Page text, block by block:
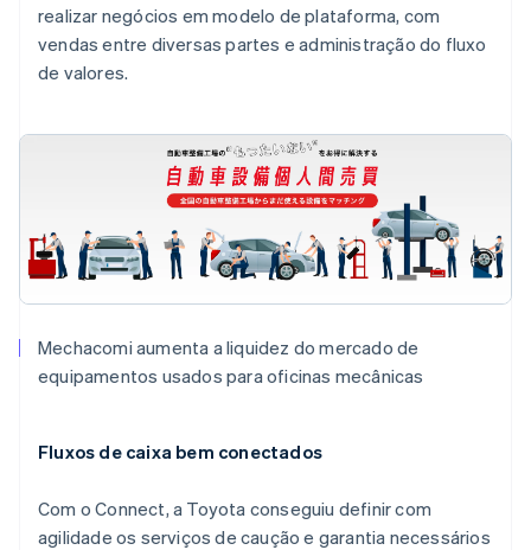
realizar negócios em modelo de plataforma, com
vendas entre diversas partes e administração do fluxo
de valores.
Mechacomi aumenta a liquidez do mercado de
equipamentos usados para oficinas mecânicas
Fluxos de caixa bem conectados
Com o Connect, a Toyota conseguiu definir com
agilidade os serviços de caução e garantia necessários
Austrália
Áustria
Deutsch English